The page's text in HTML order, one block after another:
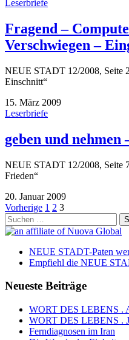
Leserbriefe
Fragend –
Verschwiegen –
NEUE STADT 12/2008, Seite
Einschnitt“
15. März 2009
Leserbriefe
geben und nehmen
NEUE STADT 12/2008, Seite
Frieden“
20. Januar 2009
der
Vorherige 1 2 3
Suchen
nach:
NEUE STADT-Paten
Empfiehl die NEUE
Neueste Beiträge
WORT DES LEBENS .
WORT DES LEBENS .
Ferndiagnosen im Iran